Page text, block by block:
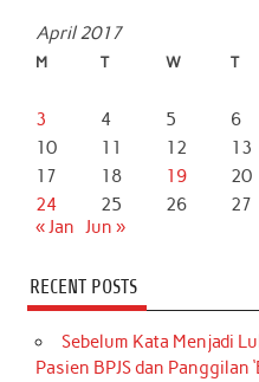
April 2017
M T W T
3
4 5 6
10
11 12 13
17
18 19 20
24
25 26 27
« Jan Jun »
RECENT POSTS
Sebelum Kata Menjadi
Pasien BPJS dan Panggilan